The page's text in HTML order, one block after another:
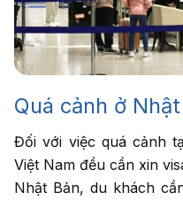
Quá cảnh ở
Đối với việc quá cảnh
Việt Nam đều cần xin
Nhật Bản, du khách